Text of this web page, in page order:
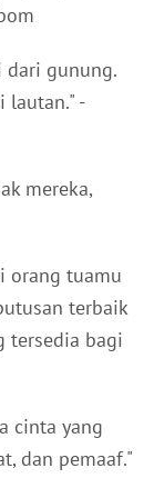
dari gunung.
lautan." -
mereka,
orang tuamu
terbaik
tersedia bagi
cinta yang
dan pemaaf."